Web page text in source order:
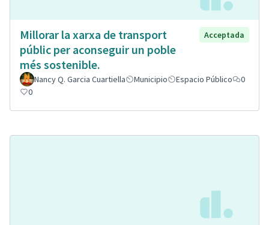
Millorar la xarxa de transport
públic per aconseguir un poble
més sostenible.
Acceptada
Nancy Q. Garcia Cuartiella Municipio Espacio Público
0
0